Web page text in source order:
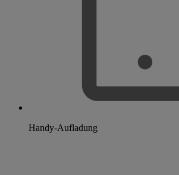
Handy-Aufladung